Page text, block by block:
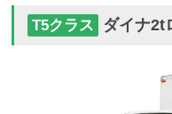
T5クラス ダイナ